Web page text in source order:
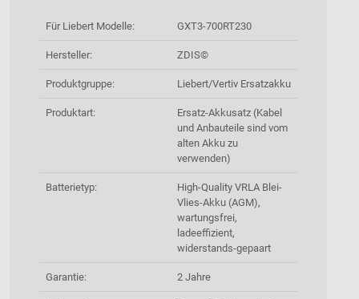
Für Liebert Modelle: GXT3-700RT230
Hersteller: ZDIS©
Produktgruppe: Liebert/Vertiv Ersatzakku
Produktart:
Ersatz-Akkusatz (Kabel
und Anbauteile sind vom
alten Akku zu
verwenden)
Batterietyp:
High-Quality VRLA Blei-
Vlies-Akku (AGM),
wartungsfrei,
ladeeffizient,
widerstands-gepaart
Garantie: 2 Jahre